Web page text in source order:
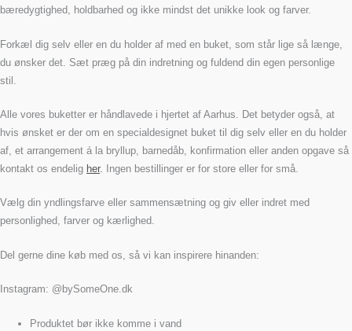
bæredygtighed, holdbarhed og ikke mindst det unikke look og farver.
Forkæl dig selv eller en du holder af med en buket, som står lige så længe,
du ønsker det. Sæt præg på din indretning og fuldend din egen personlige
stil.
Alle vores buketter er håndlavede i hjertet af Aarhus. Det betyder også, at
hvis ønsket er der om en specialdesignet buket til dig selv eller en du holder
af, et arrangement á la bryllup, barnedåb, konfirmation eller anden opgave så
kontakt os endelig her. Ingen bestillinger er for store eller for små.
Vælg din yndlingsfarve eller sammensætning og giv eller indret med
personlighed, farver og kærlighed.
Del gerne dine køb med os, så vi kan inspirere hinanden:
Instagram: @bySomeOne.dk
Produktet bør ikke komme i vand